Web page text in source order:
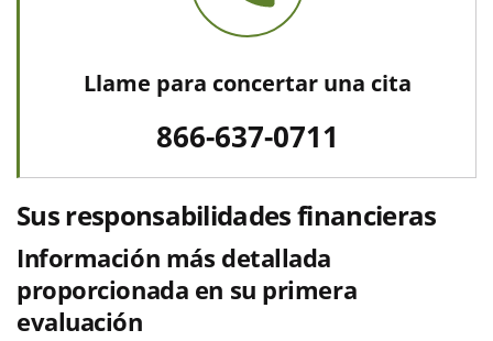
Llame para concertar una cita
866-637-0711
Sus responsabilidades financieras
Información más detallada
proporcionada en su primera
evaluación